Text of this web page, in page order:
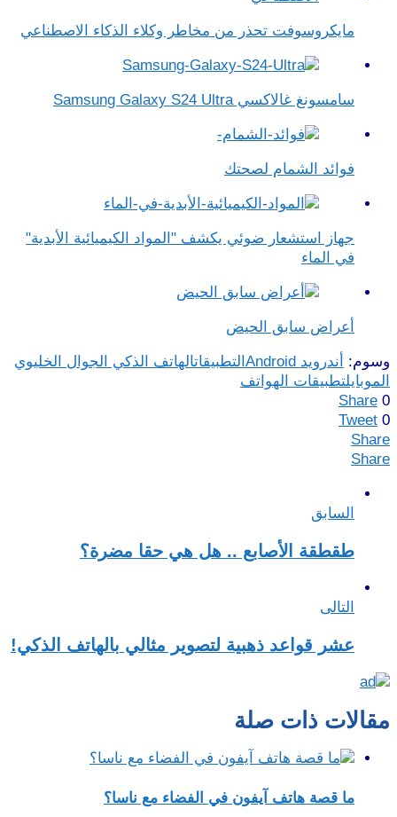
مايكروسوفت تحذر من مخاطر وكلاء الذكاء الاصطناعي
سامسونغ غالاكسي Samsung Galaxy S24 Ultra
فوائد الشمام لصحتك
جهاز استشعار ضوئي يكشف "المواد الكيميائية الأبدية"
في الماء
أعراض سابق الحيض
وسوم: أندرويد Android التطبيقاتالهاتف الذكي الجوال الخليوي
الموبايلتطبيقات الهواتف
Share 0
Tweet 0
Share
Share
السابق
طقطقة الأصابع .. هل هي حقا مضرة؟
التالى
عشر قواعد ذهبية لتصوير مثالي بالهاتف الذكي!
مقالات ذات صلة
ما قصة هاتف آيفون في الفضاء مع ناسا؟